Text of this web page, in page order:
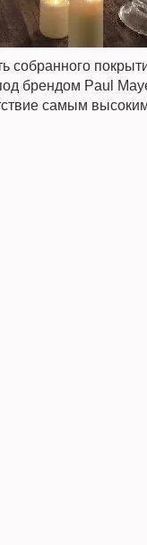
собранного
брендом Paul
самым